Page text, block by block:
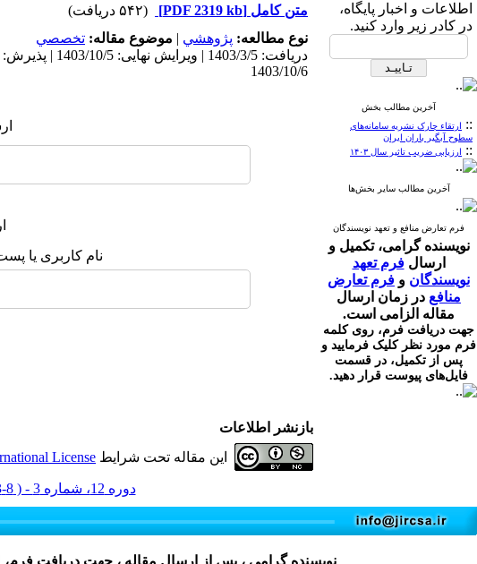
اطلاعات و اخبار پایگاه،
در کادر زیر وارد کنید.
آخرین مطالب بخش
:: ارتقاء چارک نشریه سامانه‌های
سطوح آبگیر باران ایران
:: ارزیابی ضریب تاثیر سال ۱۴۰۳
آخرین مطالب سایر بخش‌ها
فرم تعارض منافع و تعهد نویسندگان
نویسنده گرامی، تکمیل و
ارسالفرم تعهد
نویسندگان و فرم تعارض
منافع در زمان ارسال
مقاله الزامی است.
جهت دریافت فرم، روی کلمه
فرم مورد نظر کلیک فرمایید و
پس از تکمیل، در قسمت
فایل‌های پیوست قرار دهید.
متن کامل [PDF 2319 kb]
(۵۴۲ دریافت)
نوع مطالعه: پژوهشي | موضوع مقاله: تخصصي
1403/10/6
نام کاربری یا
بازنشر اطلاعات
این مقاله تحت شرایط License
دوره 12، شماره 3 - ( 8-1403 )
نویسنده گرامی ، پس از ارسال مقاله ، جهت دریافت فرم،